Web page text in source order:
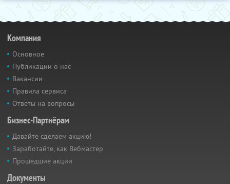
Компания
Основное
Публикации о нас
Вакансии
Правила сервиса
Ответы на вопросы
Бизнес-Партнёрам
Давайте сделаем акцию!
Заработайте, как Вебмастер
Прошедшие акции
Документы